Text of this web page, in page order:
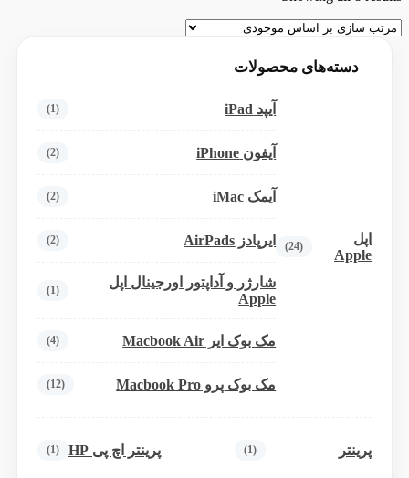
دسته‌های محصولات
اپل
Apple
(24)
آیپد iPad (1)
آیفون iPhone (2)
آیمک iMac (2)
ایرپادز AirPads (2)
شارژر و آداپتور اورجینال اپل
Apple
(1)
مک بوک ایر Macbook Air (4)
مک بوک پرو Macbook Pro (12)
پرینتر (1) پرینتر اچ پی HP (1)